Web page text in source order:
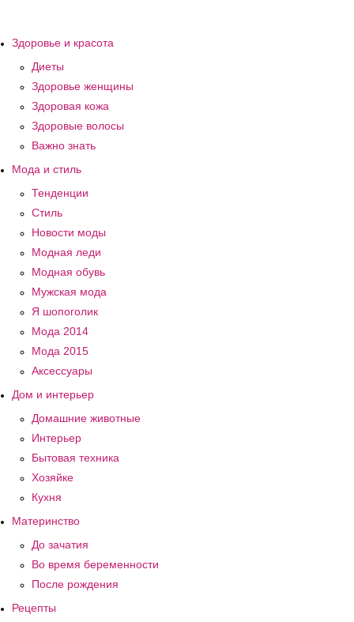
Здоровье и красота
Диеты
Здоровье женщины
Здоровая кожа
Здоровые волосы
Важно знать
Мода и стиль
Тенденции
Стиль
Новости моды
Модная леди
Модная обувь
Мужская мода
Я шопоголик
Мода 2014
Мода 2015
Аксессуары
Дом и интерьер
Домашние животные
Интерьер
Бытовая техника
Хозяйке
Кухня
Материнство
До зачатия
Во время беременности
После рождения
Рецепты